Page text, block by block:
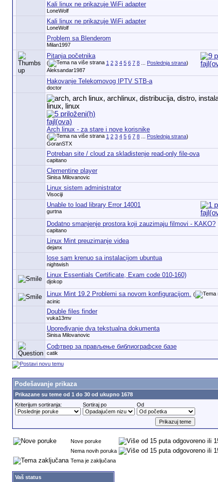
Kali linux ne prikazuje WiFi adapter
LoneWolf
Kali linux ne prikazuje WiFi adapter
LoneWolf
Problem sa Blenderom
Milan1997
Pitanja početnika
( 1 2 3 4 5 6 7 8... Poslednja strana)
Aleksandar1987
Hakovanje Telekomovog IPTV STB-a
doctor
Arch linux - za stare i nove korisnike
( 1 2 3 4 5 6 7 8... Poslednja strana)
GoranSTX
Potreban site / cloud za skladistenje read-only file-ova
capitano
Clementine player
Sinisa Milovanovic
Linux sistem administrator
Visociji
Unable to load library Error 14001
gurtna
Dodatno smanjenje prostora koji zauzimaju filmovi - KAKO?
capitano
Linux Mint preuzimanje videa
dejanx
lose sam krenuo sa instalacijom ubuntua
nightwish
Linux Essentials Certificate, Exam code 010-160)
djokop
Linux Mint 19.2 Problemi sa novom konfiguracijom. (
acinic
Double files finder
vuka13mv
Upoređivanje dva tekstualna dokumenta
Sinisa Milovanovic
Софтвер за прављење библиографске базе
catik
Podešavanje prikaza
Prikazane su teme od 1 do 30 od ukupno 1678
Kriterijum sortiranja:
Sortiraj po Od
Nove poruke
Nema novih poruka
Tema je zaključana
Vaš status